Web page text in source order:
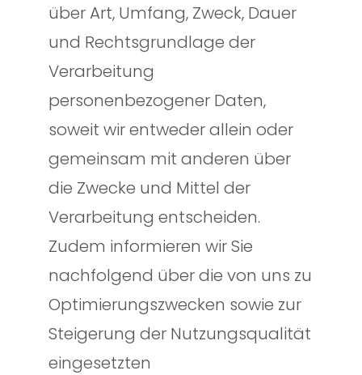
über Art, Umfang, Zweck, Dauer
und Rechtsgrundlage der
Verarbeitung
personenbezogener Daten,
soweit wir entweder allein oder
gemeinsam mit anderen über
die Zwecke und Mittel der
Verarbeitung entscheiden.
Zudem informieren wir Sie
nachfolgend über die von uns zu
Optimierungszwecken sowie zur
Steigerung der Nutzungsqualität
eingesetzten